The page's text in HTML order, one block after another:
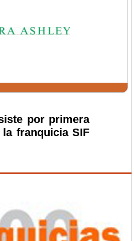
por primera
franquicia SIF